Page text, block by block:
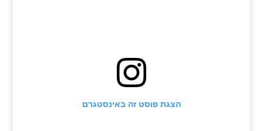
הצגת פוסט זה באינסטגרם